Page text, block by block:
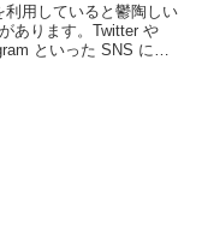
利用していると鬱陶しい
あります。Twitter や
といった SNS に